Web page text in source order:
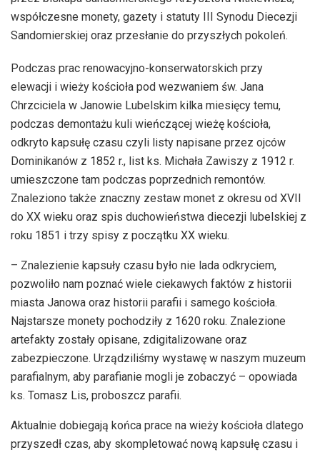
współczesne monety, gazety i statuty III Synodu Diecezji
Sandomierskiej oraz przesłanie do przyszłych pokoleń.
Podczas prac renowacyjno-konserwatorskich przy
elewacji i wieży kościoła pod wezwaniem św. Jana
Chrzciciela w Janowie Lubelskim kilka miesięcy temu,
podczas demontażu kuli wieńczącej wieżę kościoła,
odkryto kapsułę czasu czyli listy napisane przez ojców
Dominikanów z 1852 r., list ks. Michała Zawiszy z 1912 r.
umieszczone tam podczas poprzednich remontów.
Znaleziono także znaczny zestaw monet z okresu od XVII
do XX wieku oraz spis duchowieństwa diecezji lubelskiej z
roku 1851 i trzy spisy z początku XX wieku.
– Znalezienie kapsuły czasu było nie lada odkryciem,
pozwoliło nam poznać wiele ciekawych faktów z historii
miasta Janowa oraz historii parafii i samego kościoła.
Najstarsze monety pochodziły z 1620 roku. Znalezione
artefakty zostały opisane, zdigitalizowane oraz
zabezpieczone. Urządziliśmy wystawę w naszym muzeum
parafialnym, aby parafianie mogli je zobaczyć – opowiada
ks. Tomasz Lis, proboszcz parafii.
Aktualnie dobiegają końca prace na wieży kościoła dlatego
przyszedł czas, aby skompletować nową kapsułę czasu i